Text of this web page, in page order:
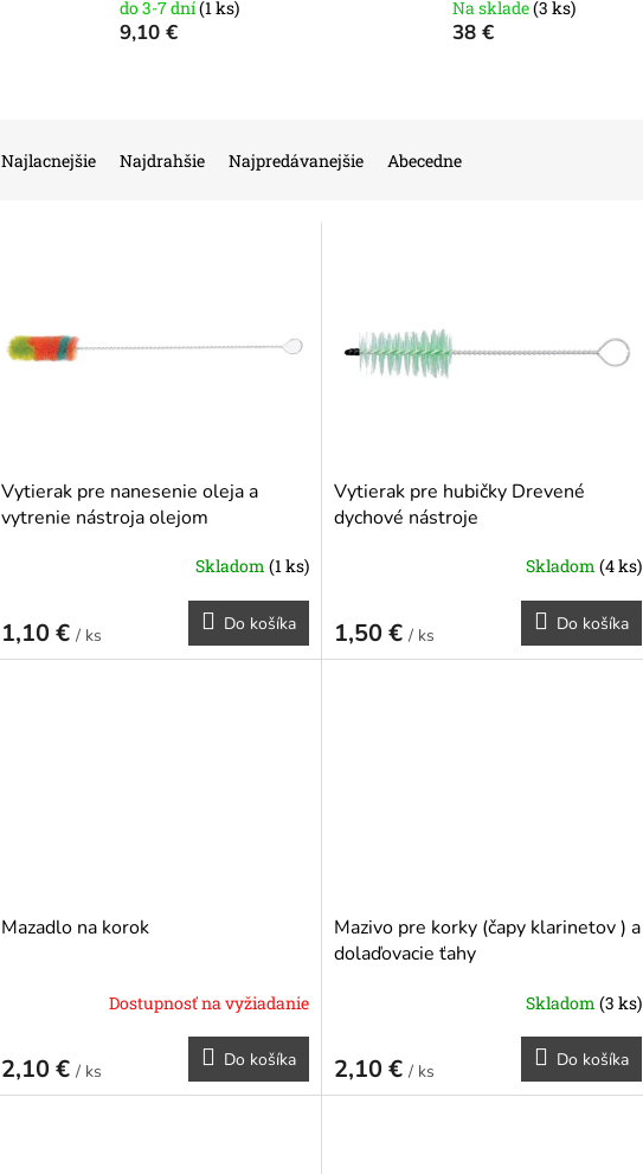
do 3-7 dní(1 ks)
9,10 €
Na sklade(3 ks)
38 €
Najlacnejšie Najdrahšie Najpredávanejšie Abecedne
Vytierak pre nanesenie oleja a
vytrenie nástroja olejom
je
5,0
Skladom (1 ks)
1,10 € / ks
Do košíka
Vytierak pre hubičky Drevené
dychové nástroje
Skladom (4 ks)
1,50 € / ks
Do košíka
Mazadlo na korok
Dostupnosť na vyžiadanie
2,10 € / ks
Do košíka
Mazivo pre korky (čapy klarinetov ) a
dolaďovacie ťahy
Skladom (3 ks)
2,10 € / ks
Do košíka